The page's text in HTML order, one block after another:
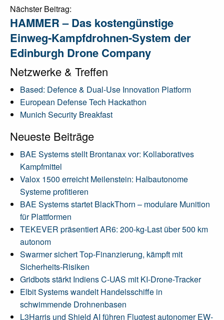
Nächster Beitrag:
HAMMER – Das kostengünstige
Einweg‑Kampfdrohnen‑System der
Edinburgh Drone Company
Netzwerke & Treffen
Based: Defence & Dual-Use Innovation Platform
European Defense Tech Hackathon
Munich Security Breakfast
Neueste Beiträge
BAE Systems stellt Brontanax vor: Kollaboratives
Kampfmittel
Valox 1500 erreicht Meilenstein: Halbautonome
Systeme profitieren
BAE Systems startet BlackThorn – modulare Munition
für Plattformen
TEKEVER präsentiert AR6: 200-kg-Last über 500 km
autonom
Swarmer sichert Top-Finanzierung, kämpft mit
Sicherheits-Risiken
Gridbots stärkt Indiens C-UAS mit KI-Drone-Tracker
Elbit Systems wandelt Handelsschiffe in
schwimmende Drohnenbasen
L3Harris und Shield AI führen Flugtest autonomer EW-